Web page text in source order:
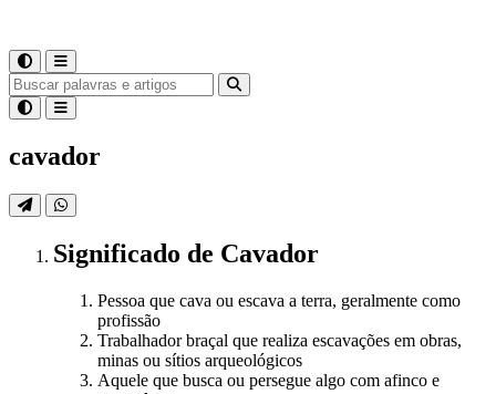
cavador
Significado de Cavador
Pessoa que cava ou escava a terra, geralmente como
profissão
Trabalhador braçal que realiza escavações em obras,
minas ou sítios arqueológicos
Aquele que busca ou persegue algo com afinco e